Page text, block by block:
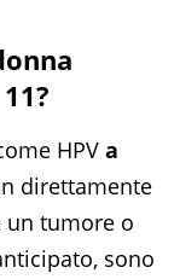
HPVa
direttamente
un tumore o
sono